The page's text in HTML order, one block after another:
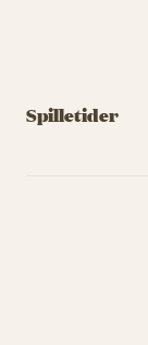
Spilletider